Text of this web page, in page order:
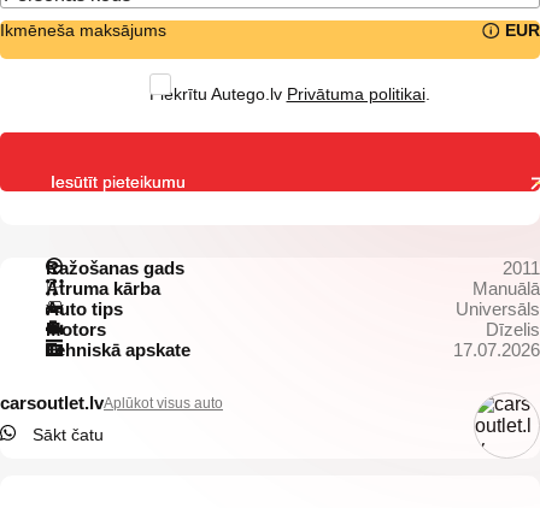
Ikmēneša maksājums EUR
Piekrītu Autego.lv Privātuma politikai.
Ražošanas gads
2011
Ātruma kārba
Manuālā
Auto tips
Universāls
Motors
Dīzelis
Tehniskā apskate
17.07.2026
carsoutlet.lvAplūkot visus auto
Sākt čatu